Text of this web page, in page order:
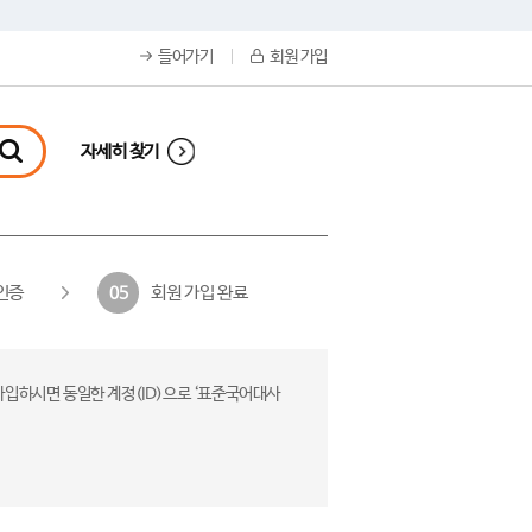
들어가기 회원 가입
자세히 찾기
증 05 회원 가입 완료
하시면 동일한 계정(ID)으로 ‘표준국어대사